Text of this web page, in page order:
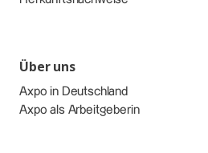
Über uns
Axpo in Deutschland
Axpo als Arbeitgeberin